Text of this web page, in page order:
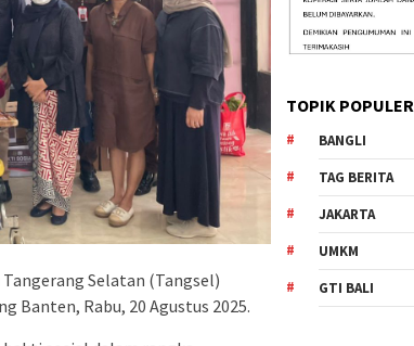
Selatan (Tangsel)
Banten, Rabu, 20 Agustus 2025.
TOPIK POPULER
BANGLI
TAG BERITA
JAKARTA
UMKM
GTI BALI